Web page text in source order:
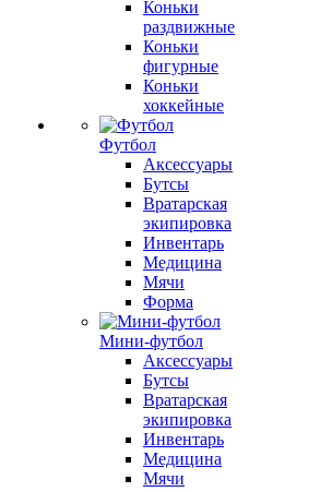
Коньки
раздвижные
Коньки
фигурные
Коньки
хоккейные
Футбол
Аксессуары
Бутсы
Вратарская
экипировка
Инвентарь
Медицина
Мячи
Форма
Мини-футбол
Аксессуары
Бутсы
Вратарская
экипировка
Инвентарь
Медицина
Мячи